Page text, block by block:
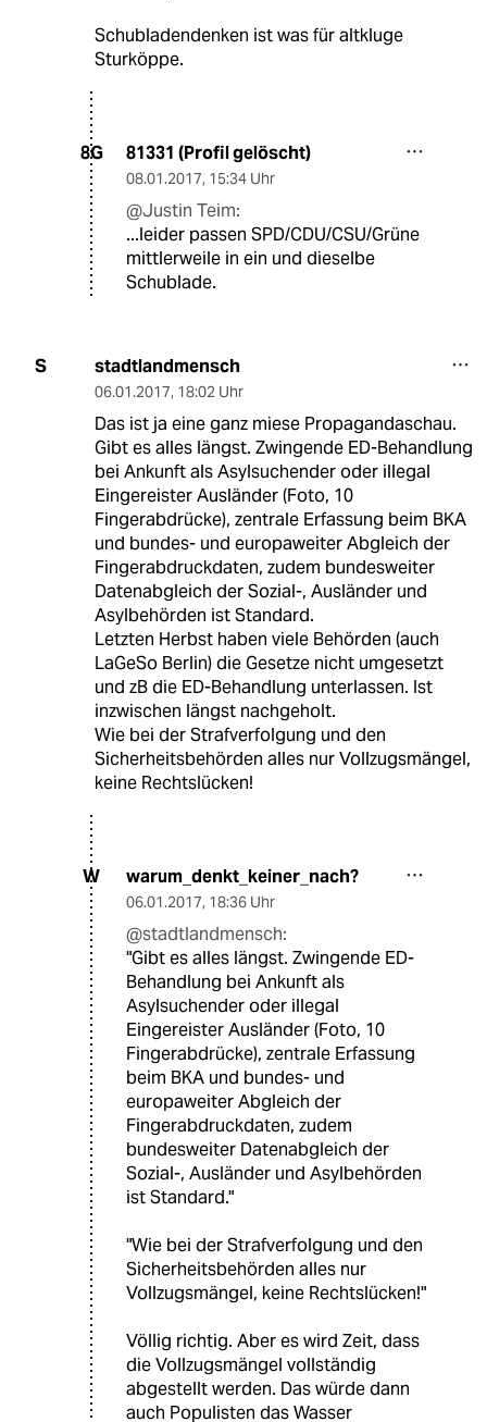
Schubladendenken ist was für altkluge
Sturköppe.
8G 81331 (Profil gelöscht)
08.01.2017, 15:34 Uhr
@Justin Teim:
...leider passen SPD/CDU/CSU/Grüne
mittlerweile in ein und dieselbe
Schublade.
S stadtlandmensch
06.01.2017, 18:02 Uhr
Das ist ja eine ganz miese Propagandaschau.
Gibt es alles längst. Zwingende ED-Behandlung
bei Ankunft als Asylsuchender oder illegal
Eingereister Ausländer (Foto, 10
Fingerabdrücke), zentrale Erfassung beim BKA
und bundes- und europaweiter Abgleich der
Fingerabdruckdaten, zudem bundesweiter
Datenabgleich der Sozial-, Ausländer und
Asylbehörden ist Standard.
Letzten Herbst haben viele Behörden (auch
LaGeSo Berlin) die Gesetze nicht umgesetzt
und zB die ED-Behandlung unterlassen. Ist
inzwischen längst nachgeholt.
Wie bei der Strafverfolgung und den
Sicherheitsbehörden alles nur Vollzugsmängel,
keine Rechtslücken!
W warum_denkt_keiner_nach?
06.01.2017, 18:36 Uhr
@stadtlandmensch:
"Gibt es alles längst. Zwingende ED-
Behandlung bei Ankunft als
Asylsuchender oder illegal
Eingereister Ausländer (Foto, 10
Fingerabdrücke), zentrale Erfassung
beim BKA und bundes- und
europaweiter Abgleich der
Fingerabdruckdaten, zudem
bundesweiter Datenabgleich der
Sozial-, Ausländer und Asylbehörden
ist Standard."
"Wie bei der Strafverfolgung und den
Sicherheitsbehörden alles nur
Vollzugsmängel, keine Rechtslücken!"
Völlig richtig. Aber es wird Zeit, dass
die Vollzugsmängel vollständig
abgestellt werden. Das würde dann
auch Populisten das Wasser